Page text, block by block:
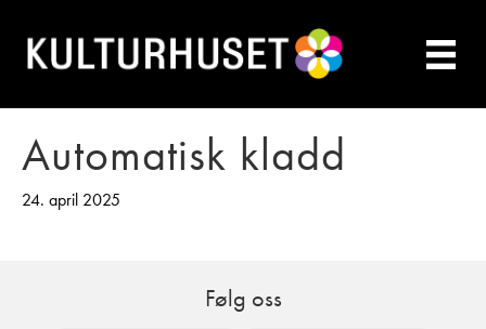
Automatisk kladd
24. april 2025
Følg oss